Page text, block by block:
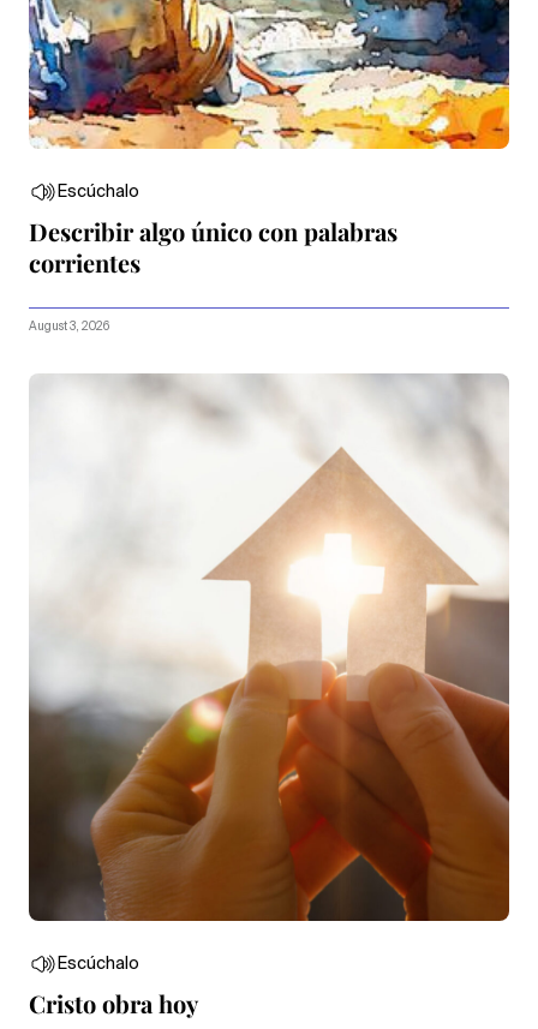
Escúchalo
Describir algo único con palabras
corrientes
August 3, 2026
Escúchalo
Cristo obra hoy